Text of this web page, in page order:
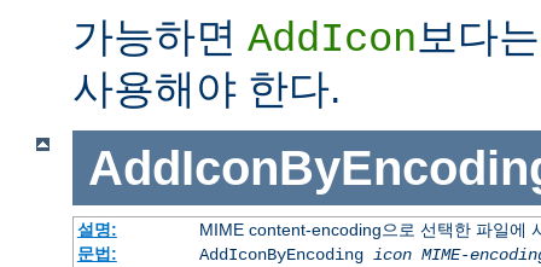
가능하면 AddIcon 보다
사용해야 한다.
설명:
MIME content-encoding으로 선택한 파일에
문법:
AddIconByEncoding icon MIME-